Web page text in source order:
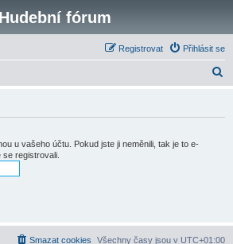
Hudební fórum
Přihlásit se
Registrovat
u vašeho účtu. Pokud jste ji neměnili, tak je to e-
registrovali.
Všechny časy jsou v UTC+01:00
Smazat cookies